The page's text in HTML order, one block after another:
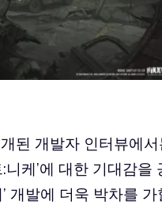
된 개발자 인터뷰에
니케’에 대한 기대감
개발에 더욱 박차를